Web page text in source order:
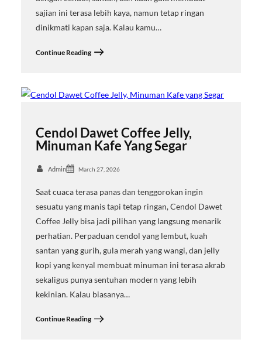
sajian ini terasa lebih kaya, namun tetap ringan
dinikmati kapan saja. Kalau kamu…
Continue Reading
Cendol Dawet Coffee Jelly,
Minuman Kafe Yang Segar
Admin March 27, 2026
Saat cuaca terasa panas dan tenggorokan ingin
sesuatu yang manis tapi tetap ringan, Cendol Dawet
Coffee Jelly bisa jadi pilihan yang langsung menarik
perhatian. Perpaduan cendol yang lembut, kuah
santan yang gurih, gula merah yang wangi, dan jelly
kopi yang kenyal membuat minuman ini terasa akrab
sekaligus punya sentuhan modern yang lebih
kekinian. Kalau biasanya…
Continue Reading